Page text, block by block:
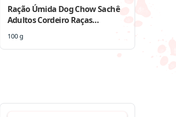
Ração Úmida Dog Chow Sachê
Adultos Cordeiro Raças
100 g